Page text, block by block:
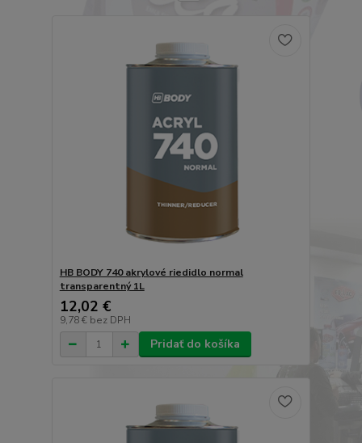
HB BODY 740 akrylové riedidlo normal
transparentný 1L
12,02 €
9,78 € bez DPH
Pridať do košíka